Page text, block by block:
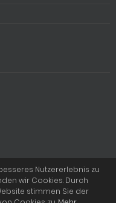
Nutzererlebnis zu
wir Cookies. Durch
stimmen Sie der